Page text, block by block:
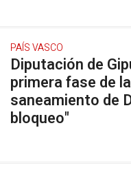
PAÍS VASCO
Diputación de
primera fase de
saneamiento de
bloqueo"